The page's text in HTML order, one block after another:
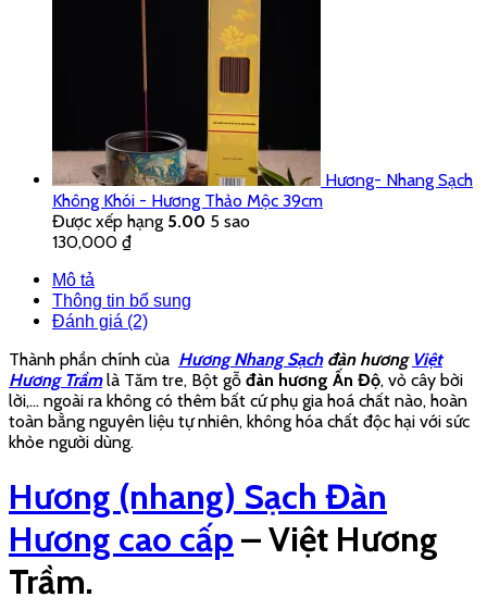
Hương- Nhang Sạch
Không Khói - Hương Thảo Mộc 39cm
Được xếp hạng 5.00 5 sao
130,000 ₫
Mô tả
Thông tin bổ sung
Đánh giá (2)
Thành phần chính của Hương Nhang Sạchđàn hương Việt
Hương Trầmlà Tăm tre, Bột gỗ đàn hương Ấn Độ, vỏ cây bời
lời,… ngoài ra không có thêm bất cứ phụ gia hoá chất nào, hoàn
toàn bằng nguyên liệu tự nhiên, không hóa chất độc hại với sức
khỏe người dùng.
Hương (nhang) Sạch Đàn
Hương cao cấp –Việt Hương
Trầm.